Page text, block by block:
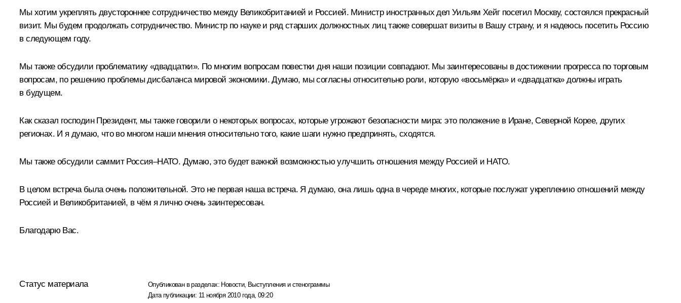
Мы хотим укреплять двустороннее сотрудничество между Великобританией и Россией. Министр иностранных дел Уильям Хейг посетил Москву, состоялся прекрасный
визит. Мы будем продолжать сотрудничество. Министр по науке и ряд старших должностных лиц также совершат визиты в Вашу страну, и я надеюсь посетить Россию
в следующем году.
Мы также обсудили проблематику «двадцатки». По многим вопросам повестки дня наши позиции совпадают. Мы заинтересованы в достижении прогресса по торговым
вопросам, по решению проблемы дисбаланса мировой экономики. Думаю, мы согласны относительно роли, которую «восьмёрка» и «двадцатка» должны играть
в будущем.
Как сказал господин Президент, мы также говорили о некоторых вопросах, которые угрожают безопасности мира: это положение в Иране, Северной Корее, других
регионах. И я думаю, что во многом наши мнения относительно того, какие шаги нужно предпринять, сходятся.
Мы также обсудили саммит Россия–НАТО. Думаю, это будет важной возможностью улучшить отношения между Россией и НАТО.
В целом встреча была очень положительной. Это не первая наша встреча. Я думаю, она лишь одна в череде многих, которые послужат укреплению отношений между
Россией и Великобританией, в чём я лично очень заинтересован.
Благодарю Вас.
Статус материала Опубликован в разделах: Новости, Выступления и стенограммы
Дата публикации: 11 ноября 2010 года, 09:20